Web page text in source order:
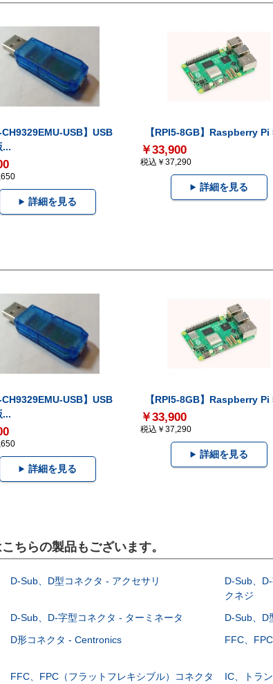
CH9329EMU-USB】USB
...
詳細を見る
【RPI5-8GB】Raspberry Pi
￥33,900
税込￥37,290
詳細を見る
CH9329EMU-USB】USB
...
詳細を見る
【RPI5-8GB】Raspberry Pi
￥33,900
税込￥37,290
詳細を見る
ちらの製品もございます。
D-Sub、D型コネクタ - アクセサリ
D-Sub、
クネジ
D-Sub、D-字型コネクタ - ターミネータ D-Sub、D
D形コネクタ - Centronics FFC、
FFC、FPC（フラットフレキシブル）コネクタ
IC、トラ